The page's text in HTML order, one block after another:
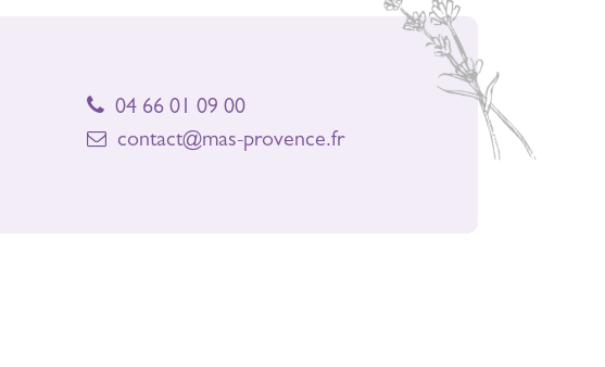
04 66 01 09 00
contact@mas-provence.fr